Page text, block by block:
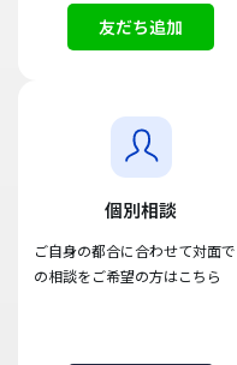
友だち追加
個別相談
ご自身の都合に合わせて対面で
の相談をご希望の方はこちら